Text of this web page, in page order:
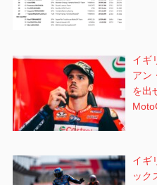
イギ
アン
を出
イギ
ック